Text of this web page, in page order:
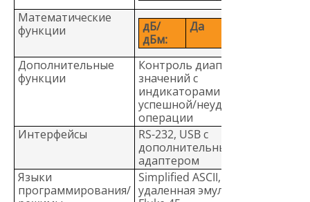
Математические
функции
дБ/
дБм:
Да
Дополнительные
функции
Контроль диапазона
значений с
индикаторами
успешной/неудачной
операции
Интерфейсы
RS-232, USB с
дополнительным
адаптером
Языки
программирования/
Simplified ASCII,
удаленная эмуляция